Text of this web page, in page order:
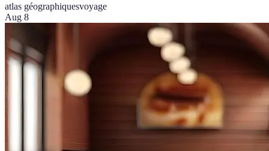
atlas géographiquesvoyage
Aug 8